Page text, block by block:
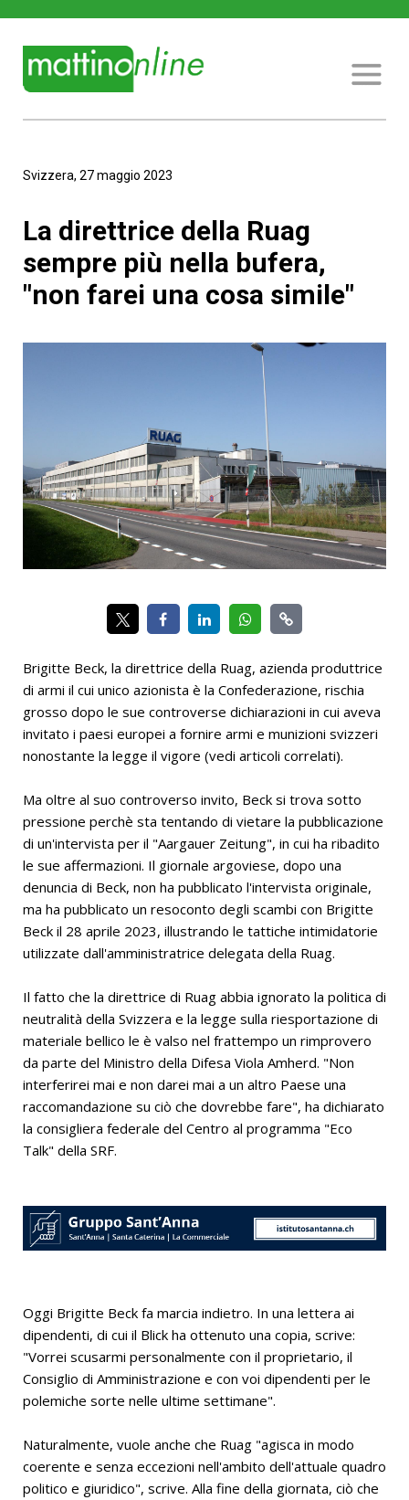
Svizzera, 27 maggio 2023
La direttrice della Ruag
sempre più nella bufera,
"non farei una cosa simile"
Brigitte Beck, la direttrice della Ruag, azienda produttrice
di armi il cui unico azionista è la Confederazione, rischia
grosso dopo le sue controverse dichiarazioni in cui aveva
invitato i paesi europei a fornire armi e munizioni svizzeri
nonostante la legge il vigore (vedi articoli correlati).
Ma oltre al suo controverso invito, Beck si trova sotto
pressione perchè sta tentando di vietare la pubblicazione
di un'intervista per il "Aargauer Zeitung", in cui ha ribadito
le sue affermazioni. Il giornale argoviese, dopo una
denuncia di Beck, non ha pubblicato l'intervista originale,
ma ha pubblicato un resoconto degli scambi con Brigitte
Beck il 28 aprile 2023, illustrando le tattiche intimidatorie
utilizzate dall'amministratrice delegata della Ruag.
Il fatto che la direttrice di Ruag abbia ignorato la politica di
neutralità della Svizzera e la legge sulla riesportazione di
materiale bellico le è valso nel frattempo un rimprovero
da parte del Ministro della Difesa Viola Amherd. "Non
interferirei mai e non darei mai a un altro Paese una
raccomandazione su ciò che dovrebbe fare", ha dichiarato
la consigliera federale del Centro al programma "Eco
Talk" della SRF.
Oggi Brigitte Beck fa marcia indietro. In una lettera ai
dipendenti, di cui il Blick ha ottenuto una copia, scrive:
"Vorrei scusarmi personalmente con il proprietario, il
Consiglio di Amministrazione e con voi dipendenti per le
polemiche sorte nelle ultime settimane".
Naturalmente, vuole anche che Ruag "agisca in modo
coerente e senza eccezioni nell'ambito dell'attuale quadro
politico e giuridico", scrive. Alla fine della giornata, ciò che